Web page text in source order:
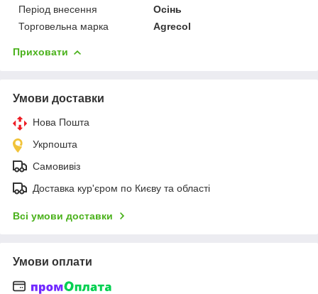
Період внесення
Осінь
Торговельна марка
Agrecol
Приховати
Умови доставки
Нова Пошта
Укрпошта
Самовивіз
Доставка кур'єром по Києву та області
Всі умови доставки
Умови оплати